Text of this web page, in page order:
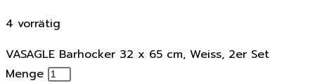
4 vorrätig
VASAGLE Barhocker 32 x 65 cm, Weiss, 2er Set
Menge